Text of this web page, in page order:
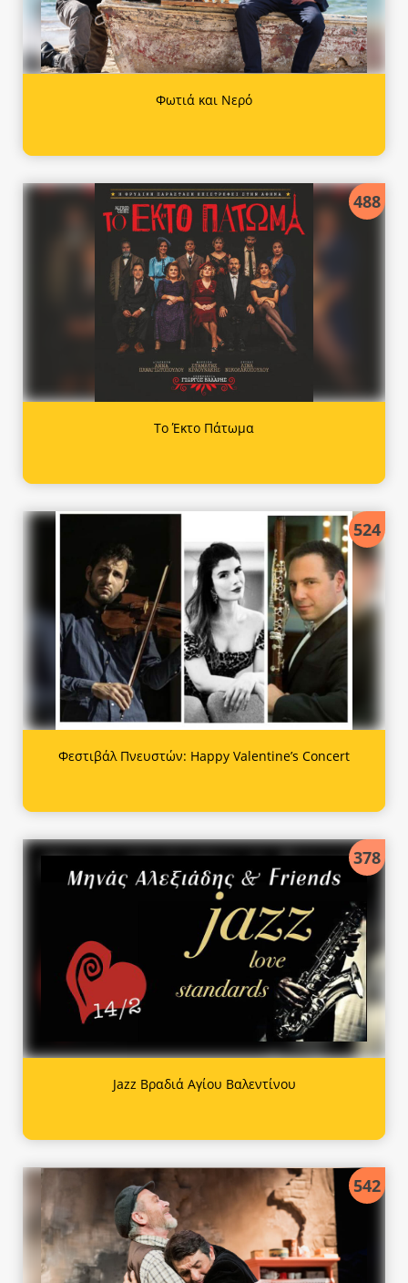
Φωτιά και Νερό
488
Το Έκτο Πάτωμα
524
Φεστιβάλ Πνευστών: Happy Valentine’s Concert
378
Jazz Βραδιά Αγίου Βαλεντίνου
542